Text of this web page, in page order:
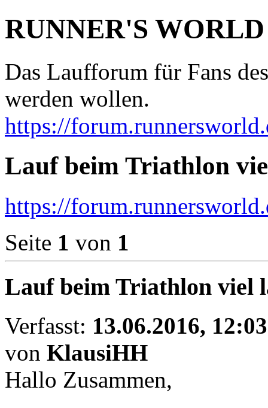
RUNNER'S WORLD
Das Laufforum für Fans
werden wollen.
https://
Lauf beim Triathlon
https://
Seite 1 von 1
Lauf beim Triathlon viel
Verfasst: 13.06.2016, 12:03
von KlausiHH
Hallo Zusammen,